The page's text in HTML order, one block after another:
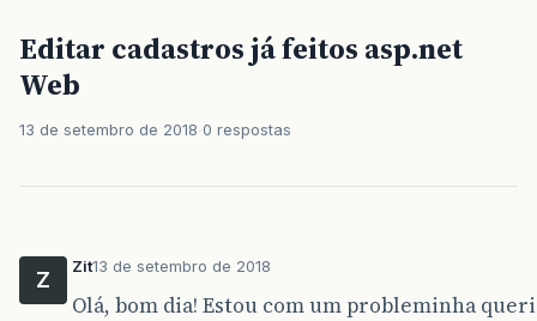
Editar cadastros já feitos asp.net
Web
13 de setembro de 2018 0 respostas
Z
Zit13 de setembro de 2018
Olá, bom dia! Estou com um probleminha